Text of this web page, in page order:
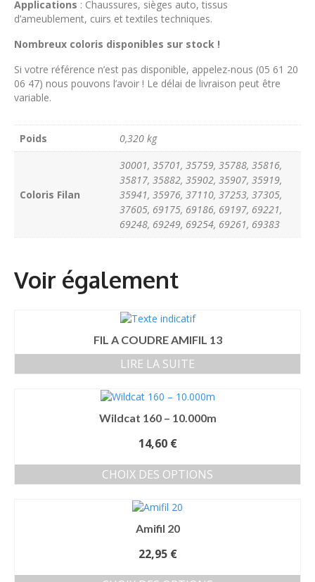
Applications : Chaussures, sièges auto, tissus
d’ameublement, cuirs et textiles techniques.
Nombreux coloris disponibles sur stock !
Si votre référence n’est pas disponible, appelez-nous (05 61 20
06 47) nous pouvons l’avoir ! Le délai de livraison peut être
variable.
Poids 0,320 kg
Coloris Filan
30001, 35701, 35759, 35788, 35816,
35817, 35882, 35902, 35907, 35919,
35941, 35976, 37110, 37253, 37305,
37605, 69175, 69186, 69197, 69221,
69248, 69249, 69254, 69261, 69383
FIL A COUDRE AMIFIL 13
LIRE LA SUITE
Wildcat 160 – 10.000m
14,60 €
CHOIX DES OPTIONS
produit
plusieurs
Les
options
Amifil 20
22,95 €